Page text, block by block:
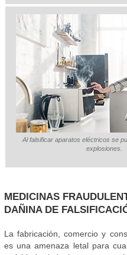
Al falsificar aparatos eléctricos se
explosiones.
MEDICINAS
DAÑINA DE
La fabricación, comercio y
es una amenaza letal para